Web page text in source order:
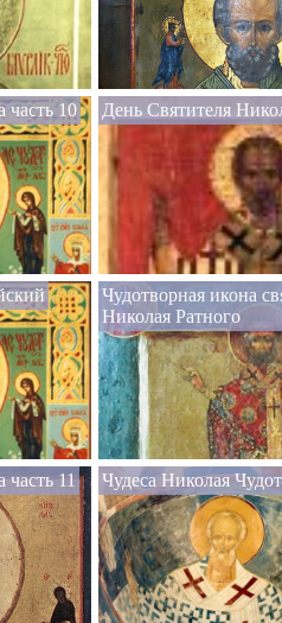
часть 10 День Святителя
Чудотворная икона
Николая Ратного
часть 11 Чудеса Николая